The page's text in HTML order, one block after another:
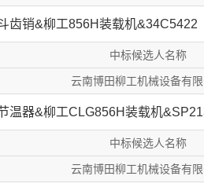
齿销&柳工856H装载机&34C5422
中标候选人名称
云南博田柳工机械设备有
温器&柳工CLG856H装载机
中标候选人名称
云南博田柳工机械设备有